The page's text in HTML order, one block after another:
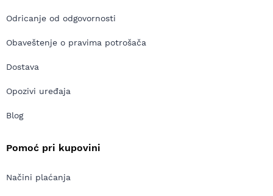
Odricanje od odgovornosti
Obaveštenje o pravima potrošača
Dostava
Opozivi uređaja
Blog
Pomoć pri kupovini
Načini plaćanja